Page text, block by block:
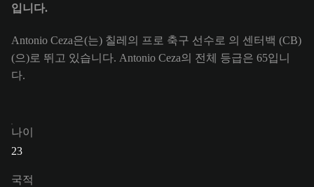
입니다.
Antonio Ceza은(는) 칠레의 프로 축구 선수로 의 센터백 (CB)
(으)로 뛰고 있습니다. Antonio Ceza의 전체 등급은 65입니
다.
나이
23
국적